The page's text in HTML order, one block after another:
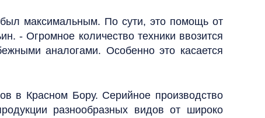
был максимальным. По сути, это помощь от
- Огромное количество техники ввозится
аналогами. Особенно это касается
в Красном Бору. Серийное производство
разнообразных видов от широко